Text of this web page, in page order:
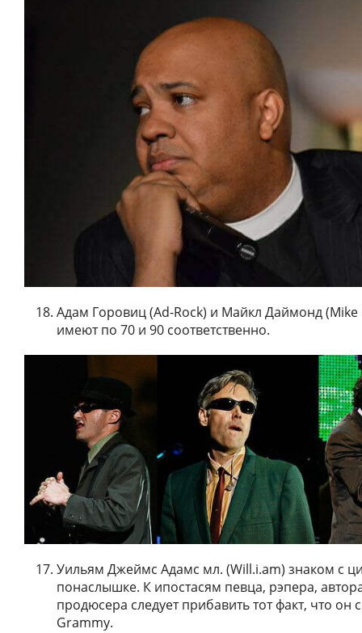
Адам Горовиц (Ad-Rock) и Майкл Даймонд (Mike
имеют по 70 и 90 соответственно.
Уильям Джеймс Адамс мл. (Will.i.am) знаком с
понаслышке. К ипостасям певца, рэпера,
продюсера следует прибавить тот факт, что он
Grammy.